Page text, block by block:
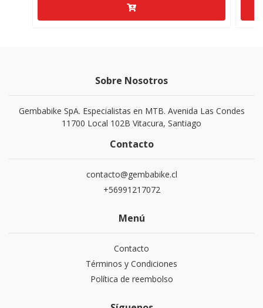
Sobre Nosotros
Gembabike SpA. Especialistas en MTB. Avenida Las Condes
11700 Local 102B Vitacura, Santiago
Contacto
contacto@gembabike.cl
+56991217072
Menú
Contacto
Términos y Condiciones
Política de reembolso